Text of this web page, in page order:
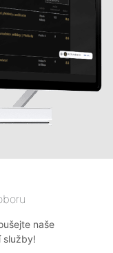
naše
služby!